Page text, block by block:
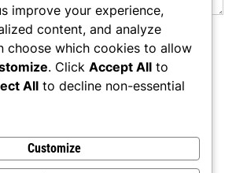
improve your experience,
content, and analyze
choose which cookies to allow
. Click Accept All to
All to decline non-essential
Customize